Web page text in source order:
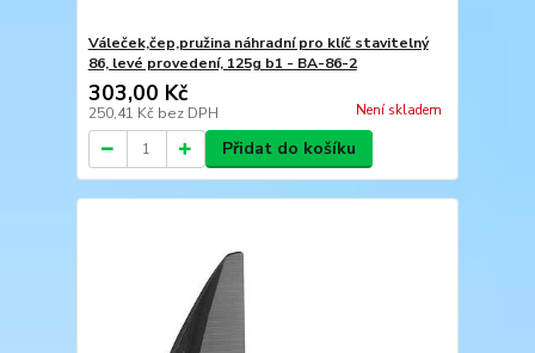
Váleček,čep,pružina náhradní pro klíč stavitelný
86, levé provedení, 125g b1 - BA-86-2
303,00 Kč
250,41 Kč bez DPH Není skladem
Přidat do košíku